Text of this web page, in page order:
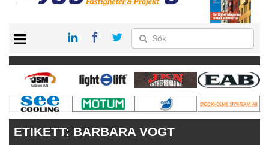
PRENUMERERA
VÅRA ANDRA MAGASIN
ANNONSERA
KONTAKT
ETIKETT: BARBARA VOGT